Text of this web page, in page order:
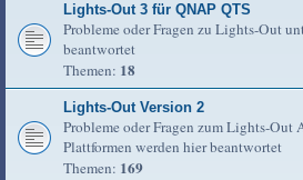
Lights-Out 3 für QNAP QTS
Probleme oder Fragen zu Lights-Out
beantwortet
Themen: 18
Lights-Out Version 2
Probleme oder Fragen zum Lights-
Plattformen werden hier beantwortet
Themen: 169